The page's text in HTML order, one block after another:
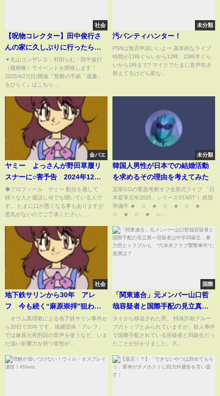
社会
【呪物コレクター】田中俊行さ
んの家に久しぶりに行ったら凄
いことになっていた
▼丸山ゴンザレス・村田らむ・田中俊行
（敬称略）でイベントを開催します！
2025/4/27(日)開催『禁断の手紙「遺書」
をひらく』はこちら ...
未分類
汚パンティハンター！
PSNは無言申請いいよー 基本的なライブ
時間が11時ぐらいから12時、23時半ぐら
いから1時まで? マイクでたまに音声吹き
替えてるけどら変な...
金バエ
ヤミー よっさんが野田草履リ
スナーに○害予告 2024年12月
14日放送
◆プロフィール ヤミー 配信を通して
様々な人と通話し何でも聞いている人で
す。 たまに口が悪くなる事もありますが
悪気がないのでご了承ください。...
未分類
韓国人男性が日本での結婚活動
を求めるその理由を考えてみた￼
直家GOの緊急考察オフ会形式ライブ 「日
本変革元年2025」シリーズSTART！ 絶賛
準備中 ★ ☆ ★ ☆ ★ ☆ ★
☆ ★ ☆ ★ ☆...
社会
地下鉄サリンから30年 アレ
フ 今も続く“麻原崇拝”狙われ
る「事件を知らない世代」【ス
ーパーJチャンネル】(2025年3月
20日)
オウム真理教による地下鉄サリン事件か
ら20日で30年です。後継団体「アレフ」
では麻原元死刑囚の音声を使うなど、いま
だ強い影響力を持つ実態が...
国際
「関東連合」元メンバー山口哲
哉容疑者と国際手配の見立真一
容疑者は中学同級生…暴力団と
トラブルも “六本木クラブ襲撃
事件”に進展は？
タイから移送された男。 特殊詐欺グルー
プのトップとみられていますが、殺人事件
で国際手配されている容疑者と同級生だっ
たことが分かりました。 F...